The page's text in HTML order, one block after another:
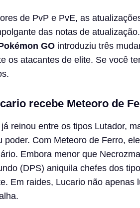
de PvP e PvE, as
das notas de atualização.
GO introduziu três
os atacantes de elite. Se você
recebe Meteoro de
reinou entre os tipos Lutador,
poder. Com Meteoro de Ferro,
Embora menor que
(DPS) aniquila chefes dos
Em raides, Lucario não